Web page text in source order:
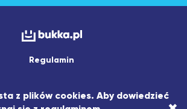
Regulamin
prawa zastrzeżone.
z plików cookies. Aby dowiedzieć